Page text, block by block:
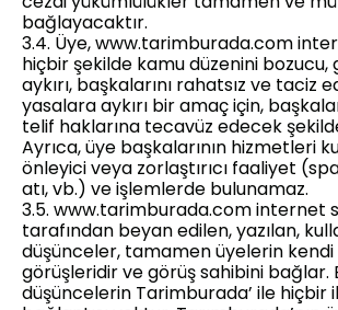
bağlayacaktır.
3.4. Üye, www.tarimburada.com
hiçbir şekilde kamu düzenini bozucu,
aykırı, başkalarını rahatsız ve taciz
yasalara aykırı bir amaç için,
telif haklarına tecavüz edecek
Ayrıca, üye başkalarının hizmetleri
önleyici veya zorlaştırıcı faaliyet
atı, vb.) ve işlemlerde bulunamaz.
3.5. www.tarimburada.com internet
tarafından beyan edilen, yazılan,
düşünceler, tamamen üyelerin kendi
görüşleridir ve görüş sahibini bağlar.
düşüncelerin Tarimburada’ ile hiçbir